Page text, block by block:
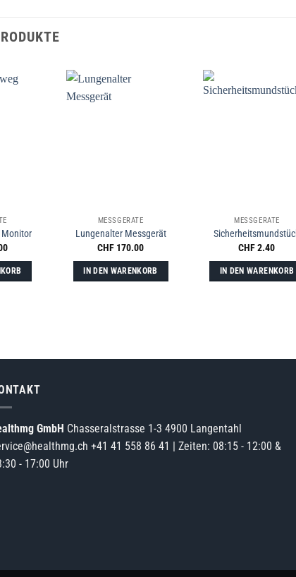
Monitor
MESSGERÄTE
Lungenalter Messgerät
CHF 170.00
IN DEN WARENKORB
MESSGERÄTE
CHF2.40
IN DEN WARENKORB
GmbH Chasseralstrasse 1-3 4900 Langentahl
+41 41 558 86 41 | Zeiten: 08:15 - 12:00 &
- 17:00 Uhr